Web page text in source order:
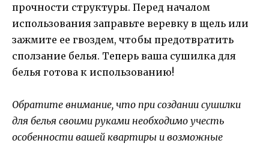
прочности структуры. Перед началом
использования заправьте веревку в щель или
зажмите ее гвоздем, чтобы предотвратить
сползание белья. Теперь ваша сушилка для
белья готова к использованию!
Обратите внимание, что при создании сушилки
для белья своими руками необходимо учесть
особенности вашей квартиры и возможные